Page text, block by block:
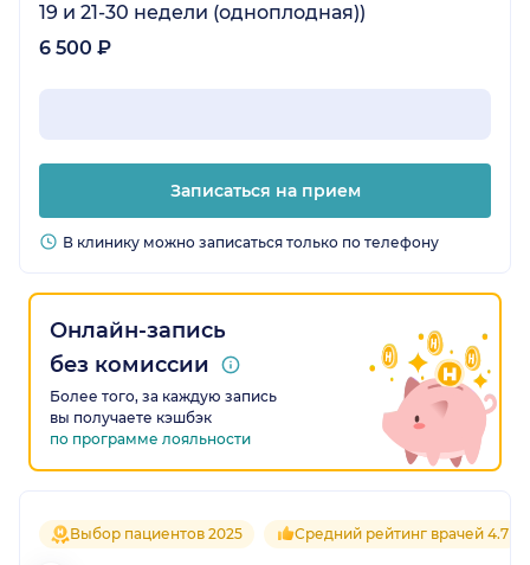
19 и 21-30 недели (одноплодная))
6 500 ₽
Записаться на прием
В клинику можно записаться только по телефону
Онлайн-запись
без комиссии
Более того, за каждую запись
вы получаете кэшбэк
по программе лояльности
Выбор пациентов 2025 Средний рейтинг врачей 4.7